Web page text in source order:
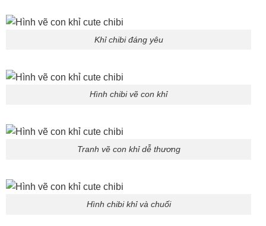
Khỉ chibi đáng yêu
Hình chibi vẽ con khỉ
Tranh vẽ con khỉ dễ thương
Hình chibi khỉ và chuối